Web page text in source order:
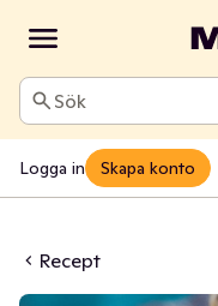
Sök
Logga in Skapa konto
Recept